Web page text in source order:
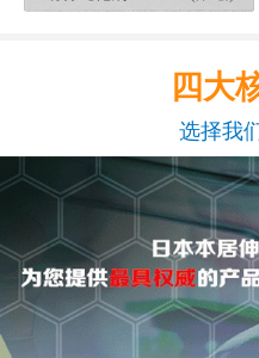
四大
选择我